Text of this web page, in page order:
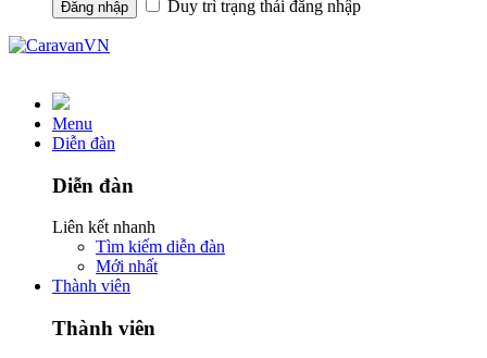
Duy trì trạng thái đăng nhập
Menu
Diễn đàn
Diễn đàn
Liên kết nhanh
Tìm kiếm diễn đàn
Mới nhất
Thành viên
Thành viên